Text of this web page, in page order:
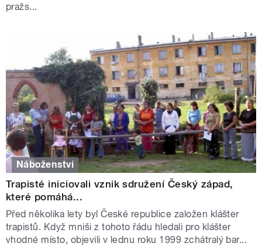
pražs...
Náboženství
Trapisté iniciovali vznik sdružení Český západ,
které pomáhá...
Před několika lety byl České republice založen klášter
trapistů. Když mniši z tohoto řádu hledali pro klášter
vhodné místo, objevili v lednu roku 1999 zchátralý bar...